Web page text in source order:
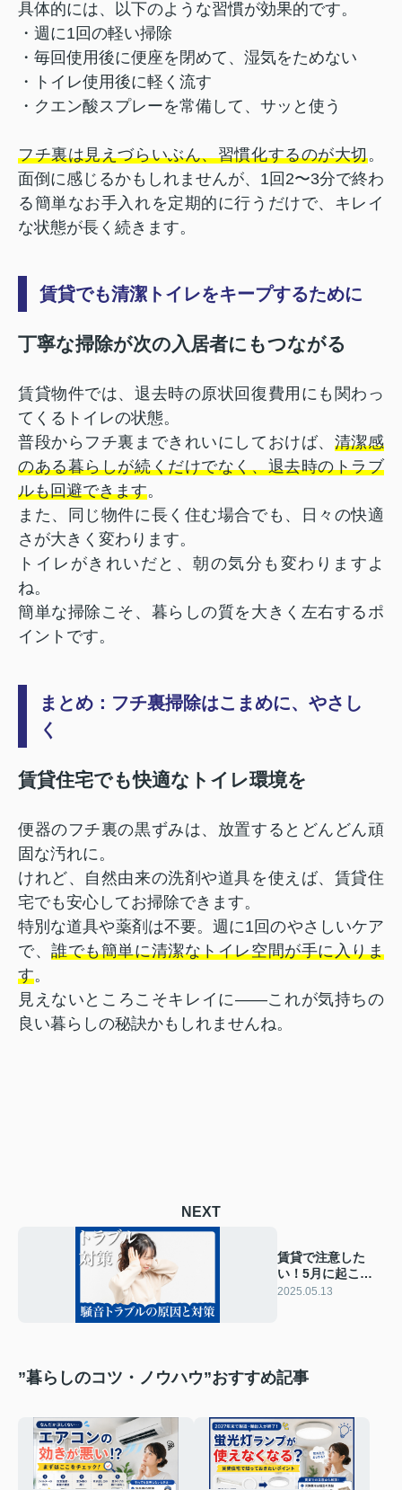
具体的には、以下のような習慣が効果的です。
・週に1回の軽い掃除
・毎回使用後に便座を閉めて、湿気をためない
・トイレ使用後に軽く流す
・クエン酸スプレーを常備して、サッと使う
フチ裏は見えづらいぶん、習慣化するのが大切。
面倒に感じるかもしれませんが、1回2〜3分で終わ
る簡単なお手入れを定期的に行うだけで、キレイ
な状態が長く続きます。
賃貸でも清潔トイレをキープするために
丁寧な掃除が次の入居者にもつながる
賃貸物件では、退去時の原状回復費用にも関わっ
てくるトイレの状態。
普段からフチ裏まできれいにしておけば、 清潔感
のある暮らしが続くだけでなく、退去時のトラブ
ルも回避できます。
また、同じ物件に長く住む場合でも、日々の快適
さが大きく変わります。
トイレがきれいだと、朝の気分も変わりますよ
ね。
簡単な掃除こそ、暮らしの質を大きく左右するポ
イントです。
まとめ：フチ裏掃除はこまめに、やさし
く
賃貸住宅でも快適なトイレ環境を
便器のフチ裏の黒ずみは、放置するとどんどん頑
固な汚れに。
けれど、自然由来の洗剤や道具を使えば、賃貸住
宅でも安心してお掃除できます。
特別な道具や薬剤は不要。週に1回のやさしいケア
で、誰でも簡単に清潔なトイレ空間が手に入りま
す。
見えないところこそキレイに――これが気持ちの
良い暮らしの秘訣かもしれませんね。
NEXT
賃貸で注意した
い！5月に起こり
やすい騒音トラブ
2025.05.13
”暮らしのコツ・ノウハウ”おすすめ記事